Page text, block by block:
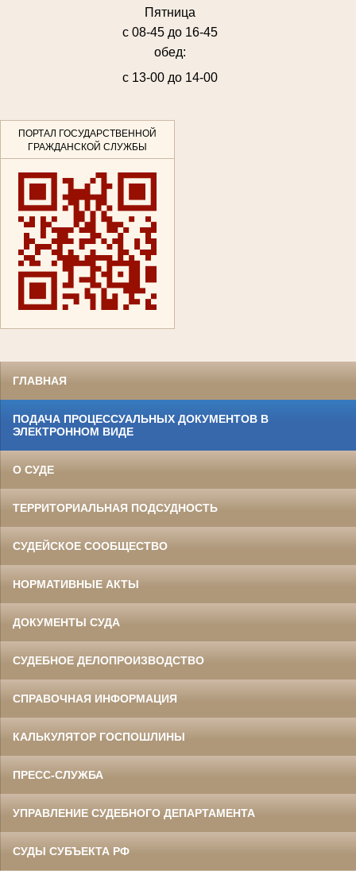
Пятница
с 08-45 до 16-45
обед:
с 13-00 до 14-00
ПОРТАЛ ГОСУДАРСТВЕННОЙ
ГРАЖДАНСКОЙ СЛУЖБЫ
ГЛАВНАЯ
ПОДАЧА ПРОЦЕССУАЛЬНЫХ ДОКУМЕНТОВ В
ЭЛЕКТРОННОМ ВИДЕ
О СУДЕ
ТЕРРИТОРИАЛЬНАЯ ПОДСУДНОСТЬ
СУДЕЙСКОЕ СООБЩЕСТВО
НОРМАТИВНЫЕ АКТЫ
ДОКУМЕНТЫ СУДА
СУДЕБНОЕ ДЕЛОПРОИЗВОДСТВО
СПРАВОЧНАЯ ИНФОРМАЦИЯ
КАЛЬКУЛЯТОР ГОСПОШЛИНЫ
ПРЕСС-СЛУЖБА
УПРАВЛЕНИЕ СУДЕБНОГО ДЕПАРТАМЕНТА
СУДЫ СУБЪЕКТА РФ